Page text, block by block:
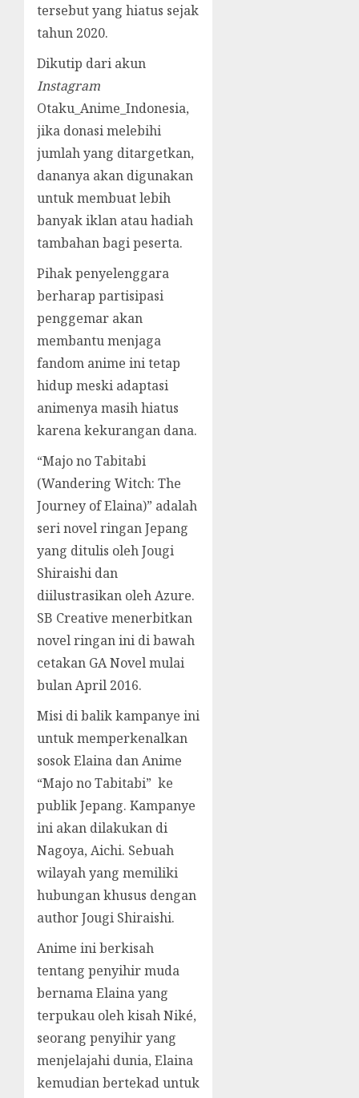
tersebut yang hiatus sejak
tahun 2020.
Dikutip dari akun
Instagram
Otaku_Anime_Indonesia,
jika donasi melebihi
jumlah yang ditargetkan,
dananya akan digunakan
untuk membuat lebih
banyak iklan atau hadiah
tambahan bagi peserta.
Pihak penyelenggara
berharap partisipasi
penggemar akan
membantu menjaga
fandom anime ini tetap
hidup meski adaptasi
animenya masih hiatus
karena kekurangan dana.
“Majo no Tabitabi
(Wandering Witch: The
Journey of Elaina)” adalah
seri novel ringan Jepang
yang ditulis oleh Jougi
Shiraishi dan
diilustrasikan oleh Azure.
SB Creative menerbitkan
novel ringan ini di bawah
cetakan GA Novel mulai
bulan April 2016.
Misi di balik kampanye ini
untuk memperkenalkan
sosok Elaina dan Anime
“Majo no Tabitabi” ke
publik Jepang. Kampanye
ini akan dilakukan di
Nagoya, Aichi. Sebuah
wilayah yang memiliki
hubungan khusus dengan
author Jougi Shiraishi.
Anime ini berkisah
tentang penyihir muda
bernama Elaina yang
terpukau oleh kisah Niké,
seorang penyihir yang
menjelajahi dunia, Elaina
kemudian bertekad untuk